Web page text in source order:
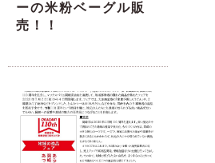
ーの米粉ベーグル販
売！！